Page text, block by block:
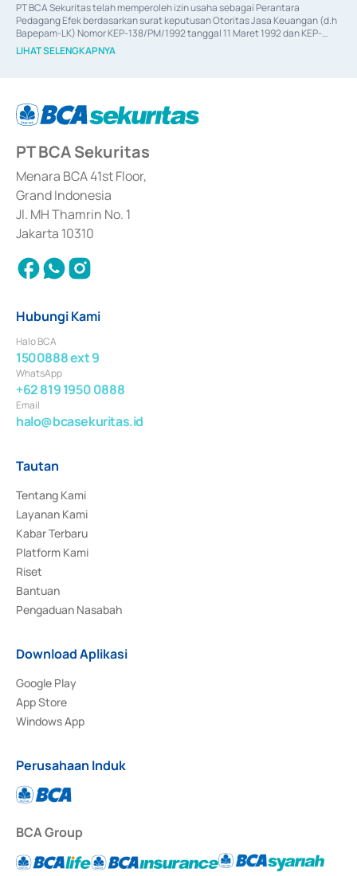
PT BCA Sekuritas telah memperoleh izin usaha sebagai Perantara
Pedagang Efek berdasarkan surat keputusan Otoritas Jasa Keuangan (d.h
Bapepam-LK) Nomor KEP-138/PM/1992 tanggal 11 Maret 1992 dan KEP-
06/D.04/2014 tanggal 28 Februari 2014, izin usaha sebagai Penjamin Emisi
Efek berdasarkan surat keputusan Otoritas Jasa Keuangan Nomor KEP-
berdasarkan surat keputusan Otoritas Jasa Keuangan Nomor S-
67/PM.21/2017 tanggal 3 Februari 2017, dan beberapa izin usaha lainnya
Sertifikat Deposito di Pasar Uang yang izinnya diterbitkan pada tahun 2017
dan izin usaha lainnya dari Bank Indonesia sebagai Lembaga Pendukung
Penerbitan, Transaksi, serta Penatausahaan dan Penyelesaian Transaksi
Surat Berharga Komersial yang izinnya diterbitkan pada tahun 2018.
LIHAT SELENGKAPNYA
PT BCA Sekuritas
Menara BCA 41st Floor,
Grand Indonesia
Jl. MH Thamrin No. 1
Jakarta 10310
Hubungi Kami
Halo BCA
1500888 ext 9
WhatsApp
+62 819 1950 0888
Email
halo@bcasekuritas.id
Tautan
Tentang Kami
Layanan Kami
Kabar Terbaru
Platform Kami
Riset
Bantuan
Pengaduan Nasabah
Download Aplikasi
Google Play
App Store
Windows App
Perusahaan Induk
BCA Group